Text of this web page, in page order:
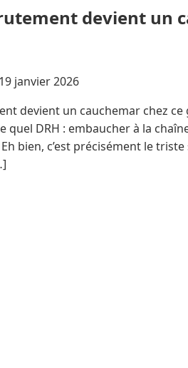
devient un
19 janvier 2026
devient un cauchemar chez ce
DRH : embaucher à la
bien, c’est précisément le